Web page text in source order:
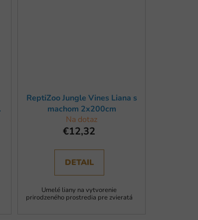
ReptiZoo Jungle Vines Liana s
machom 2x200cm
Na dotaz
€12,32
DETAIL
Umelé liany na vytvorenie
prirodzeného prostredia pre zvieratá